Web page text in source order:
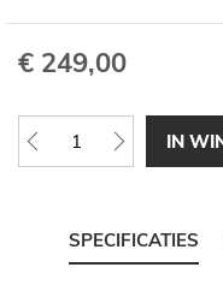
€ 249,00
IN
SPECIFICATIES